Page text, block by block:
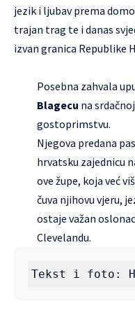
jezik i ljubav prema
trajan trag te i danas
izvan granica Republike
Posebna zahvala
Blagecu na
gostoprimstvu.
Njegova predana
hrvatsku zajednicu
ove župe, koja već
čuva njihovu vjeru,
ostaje važan
Clevelandu.
Tekst i foto: